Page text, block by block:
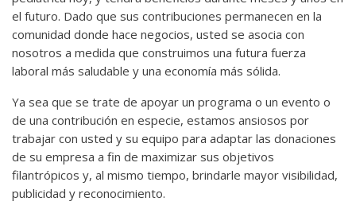
el futuro. Dado que sus contribuciones permanecen en la
comunidad donde hace negocios, usted se asocia con
nosotros a medida que construimos una futura fuerza
laboral más saludable y una economía más sólida.
Ya sea que se trate de apoyar un programa o un evento o
de una contribución en especie, estamos ansiosos por
trabajar con usted y su equipo para adaptar las donaciones
de su empresa a fin de maximizar sus objetivos
filantrópicos y, al mismo tiempo, brindarle mayor visibilidad,
publicidad y reconocimiento.